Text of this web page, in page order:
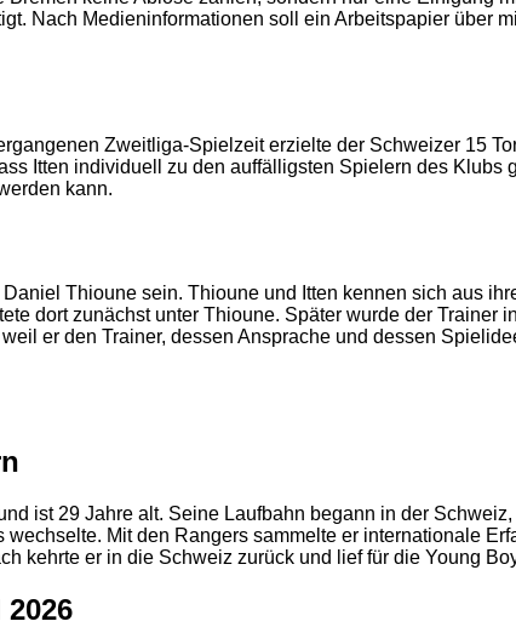
Nach Medieninformationen soll ein Arbeitspapier über
Zweitliga-Spielzeit erzielte der Schweizer 15
Itten individuell zu den auffälligsten Spielern des
kann.
Thioune sein. Thioune und Itten kennen sich aus
dort zunächst unter Thioune. Später wurde der Trainer
er den Trainer, dessen Ansprache und dessen
ist 29 Jahre alt. Seine Laufbahn begann in der
Mit den Rangers sammelte er internationale
kehrte er in die Schweiz zurück und lief für die Young